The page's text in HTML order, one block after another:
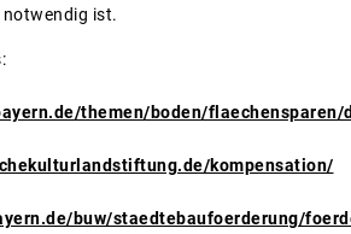
notwendig ist.
themen/boden/flaechensparen/
kompensation/
buw/staedtebaufoerderung/